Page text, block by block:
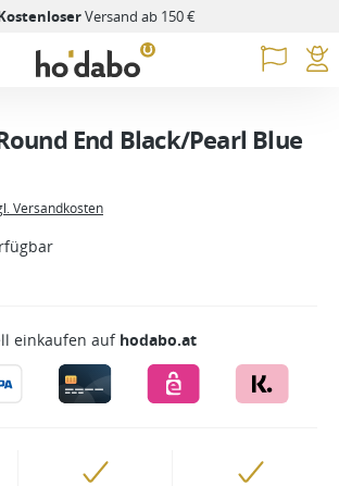
Versand ab 150 €
End Black/Pearl Blue
Versandkosten
einkaufen auf hodabo.at